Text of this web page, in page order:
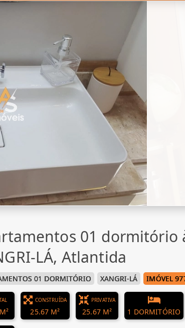
01 dormitório
LÁ, Atlantida
01 DORMITÓRIO XANGRI-LÁ IMÓVEL
CONSTRUÍDA
25.67 M²
PRIVATIVA
25.67 M² 1 DORMITÓRIO